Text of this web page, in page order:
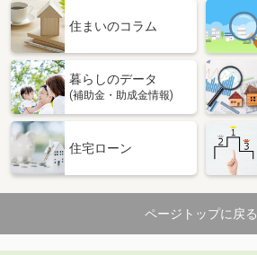
住まいのコラム
暮らしのデータ
(補助金・助成金情報)
住宅ローン
ページトップに戻る